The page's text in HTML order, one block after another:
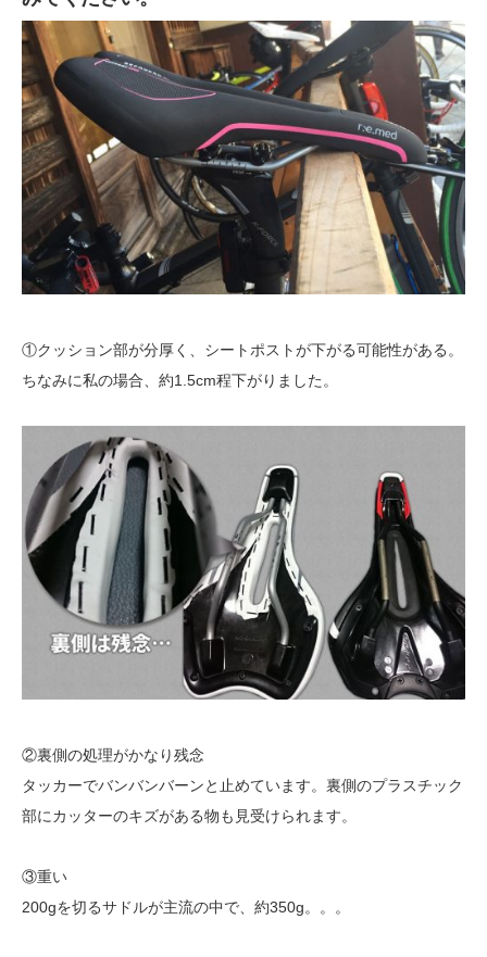
①クッション部が分厚く、シートポストが下がる可能性がある。
ちなみに私の場合、約1.5cm程下がりました。
②裏側の処理がかなり残念
タッカーでバンバンバーンと止めています。裏側のプラスチック
部にカッターのキズがある物も見受けられます。
③重い
200gを切るサドルが主流の中で、約350g。。。